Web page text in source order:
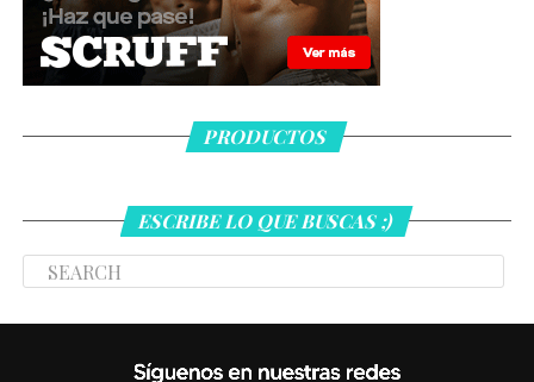
PRODUCTOS
ESCRIBE LO QUE BUSCAS ;)